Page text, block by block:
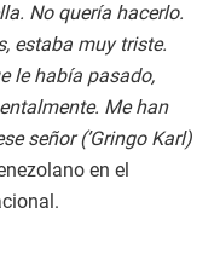
No quería hacerlo.
estaba muy triste.
le había pasado,
Me han
señor (’Gringo Karl)
en el